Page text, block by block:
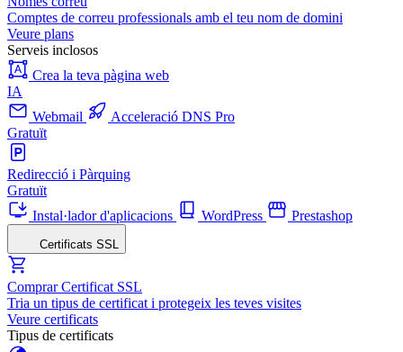
Comptes de correu professionals amb el teu nom de domini
Veure plans
Serveis inclosos
Crea la teva pàgina web
IA
Webmail
Acceleració DNS Pro
Gratuït
Redirecció i Pàrquing
Gratuït
Instal·lador d'aplicacions
WordPress Prestashop
Certificats SSL
Comprar Certificat SSL
Tria un tipus de certificat i protegeix les teves visites
Veure certificats
Tipus de certificats